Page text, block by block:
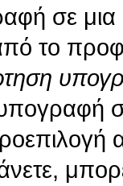
σε
το